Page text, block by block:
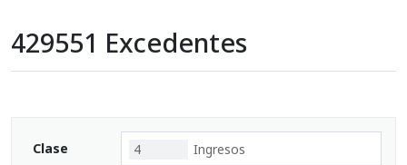
429551 Excedentes
Clase 4 Ingresos